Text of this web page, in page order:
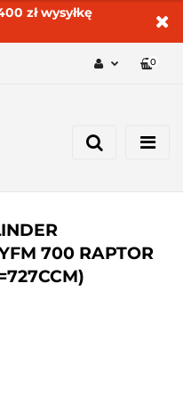
zł wysyłkę
Dodaj zgłoszenie
0
700 RAPTOR